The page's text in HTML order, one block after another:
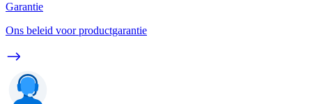
Garantie
Ons beleid voor productgarantie